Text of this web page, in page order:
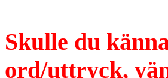
Skulle du
ord/uttryck,